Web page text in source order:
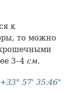
к
то можно
3–4 см.
57' 35.46"